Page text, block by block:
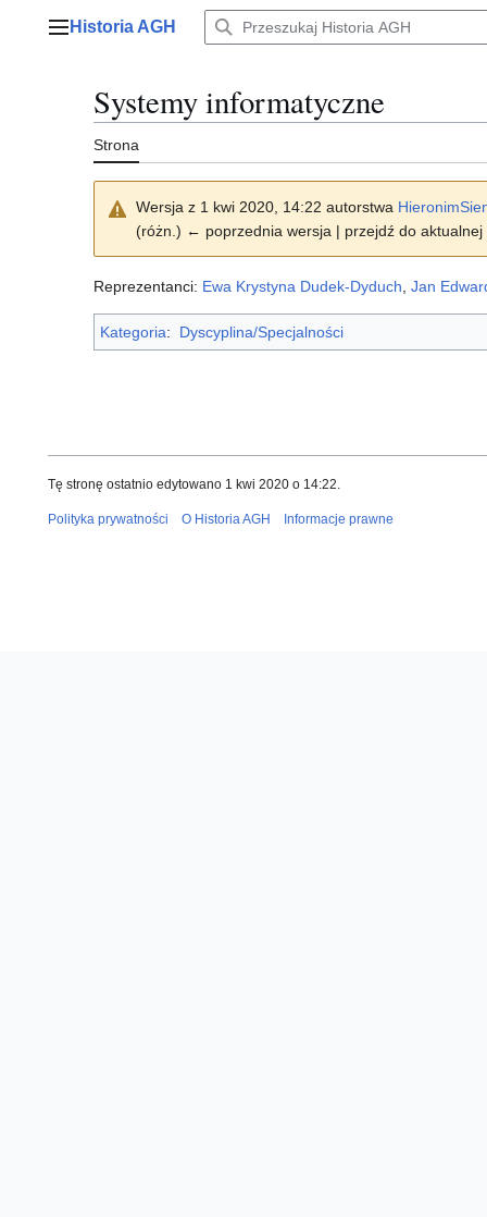
Menu główne
Historia AGH
Systemy informatyczne
Strona
Wersja z 1 kwi 2020, 14:22 autorstwa
(różn.) ← poprzednia wersja | przejdź do
Reprezentanci: Ewa Krystyna Dudek-Dyduch Jan
Kategoria: Dyscyplina/Specjalności
Tę stronę ostatnio edytowano 1 kwi 2020 o 14:22.
Polityka prywatności O Historia AGH Informacje prawne